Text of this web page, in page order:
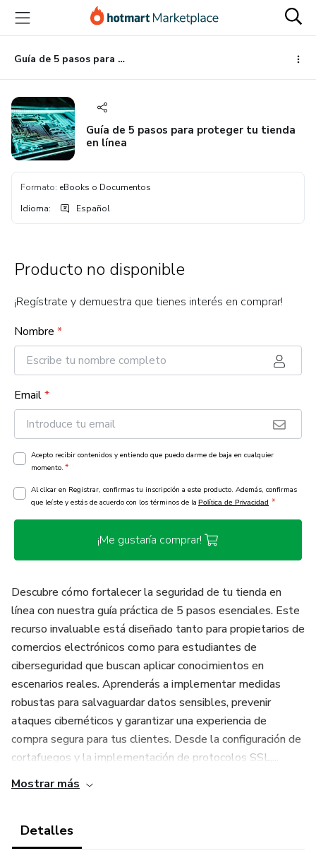
principal
página
de
página
Guía de 5 pasos para proteger tu tienda en línea
Guía de 5 pasos para proteger tu tienda
en línea
Formato: eBooks o Documentos
Idioma: Español
Producto no disponible
¡Regístrate y demuestra que tienes interés en comprar!
Nombre *
Email*
Acepto recibir contenidos y entiendo que puedo darme de baja en cualquier
momento. *
Al clicar en Registrar, confirmas tu inscripción a este producto. Además, confirmas
que leíste y estás de acuerdo con los términos de la Política de Privacidad *
¡Me gustaría comprar!
Descubre cómo fortalecer la seguridad de tu tienda en
línea con nuestra guía práctica de 5 pasos esenciales. Este
recurso invaluable está diseñado tanto para propietarios de
comercios electrónicos como para estudiantes de
ciberseguridad que buscan aplicar conocimientos en
escenarios reales. Aprenderás a implementar medidas
robustas para salvaguardar datos sensibles, prevenir
ataques cibernéticos y garantizar una experiencia de
compra segura para tus clientes. Desde la configuración de
cortafuegos y la implementación de protocolos SSL,...
Mostrar más
Detalles